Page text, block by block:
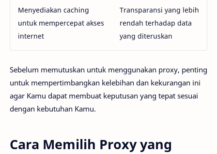
Menyediakan caching
untuk mempercepat akses
internet
Transparansi yang lebih
rendah terhadap data
yang diteruskan
Sebelum memutuskan untuk menggunakan proxy, penting
untuk mempertimbangkan kelebihan dan kekurangan ini
agar Kamu dapat membuat keputusan yang tepat sesuai
dengan kebutuhan Kamu.
Cara Memilih Proxy yang